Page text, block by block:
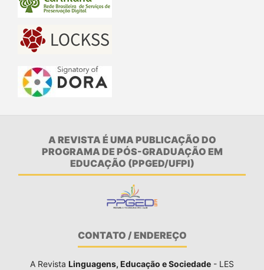
A REVISTA É UMA PUBLICAÇÃO DO
PROGRAMA DE PÓS-GRADUAÇÃO EM
EDUCAÇÃO (PPGED/UFPI)
CONTATO / ENDEREÇO
A Revista Linguagens, Educação e Sociedade - LES